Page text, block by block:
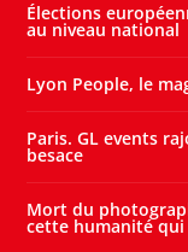
Élections
au niveau national
Lyon People, le
Paris. GL events
besace
Mort du
cette humanité qui